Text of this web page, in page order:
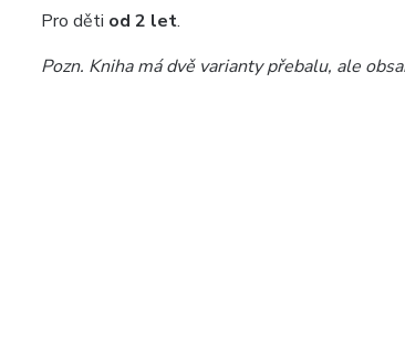
Pro děti od 2 let.
Pozn. Kniha má dvě varianty přebalu, ale